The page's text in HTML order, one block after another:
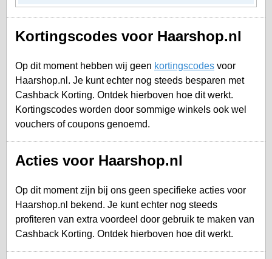
Kortingscodes voor Haarshop.nl
Op dit moment hebben wij geen kortingscodes voor
Haarshop.nl. Je kunt echter nog steeds besparen met
Cashback Korting. Ontdek hierboven hoe dit werkt.
Kortingscodes worden door sommige winkels ook wel
vouchers of coupons genoemd.
Acties voor Haarshop.nl
Op dit moment zijn bij ons geen specifieke acties voor
Haarshop.nl bekend. Je kunt echter nog steeds
profiteren van extra voordeel door gebruik te maken van
Cashback Korting. Ontdek hierboven hoe dit werkt.